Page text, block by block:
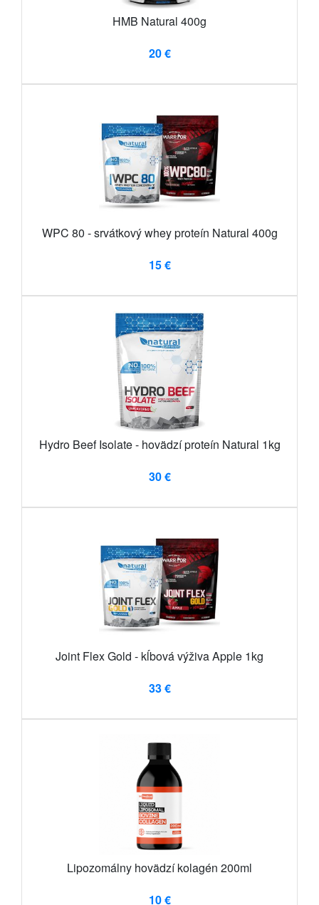
HMB Natural 400g
20 €
WPC 80 - srvátkový whey proteín Natural 400g
15 €
Hydro Beef Isolate - hovädzí proteín Natural 1kg
30 €
Joint Flex Gold - kĺbová výživa Apple 1kg
33 €
Lipozomálny hovädzí kolagén 200ml
10 €